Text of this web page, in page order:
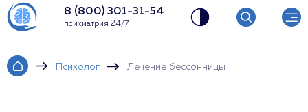
8 (800) 301-31-54
психиатрия 24/7
Психолог Лечение бессонницы